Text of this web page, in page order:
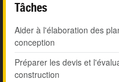
Tâches
Aider à l'élaboration des
conception
Préparer les devis et
construction